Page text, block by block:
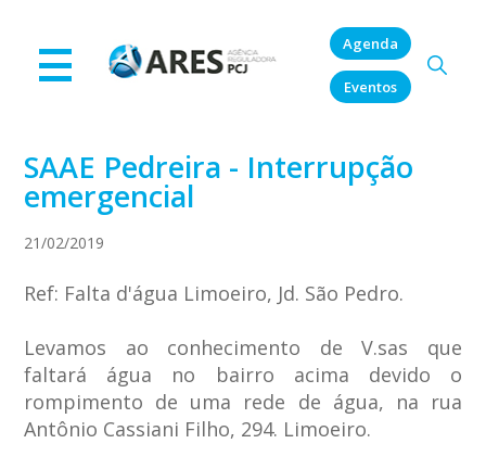
Agenda
Eventos
SAAE Pedreira - Interrupção
emergencial
21/02/2019
Ref: Falta d'água Limoeiro, Jd. São Pedro.
Levamos ao conhecimento de V.sas que
faltará água no bairro acima devido o
rompimento de uma rede de água, na rua
Antônio Cassiani Filho, 294. Limoeiro.